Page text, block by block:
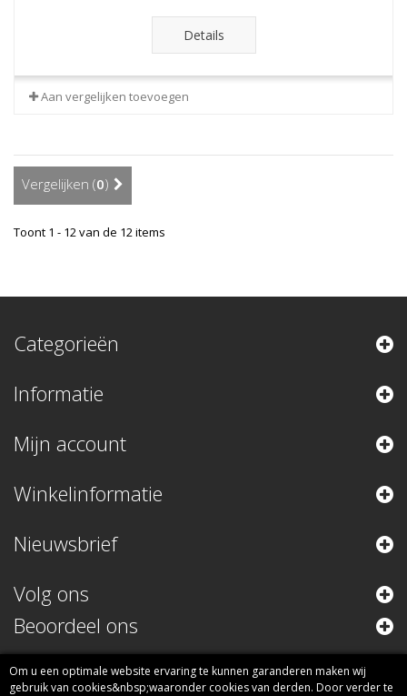
Details
Aan vergelijken toevoegen
Vergelijken (0)
Toont 1 - 12 van de 12 items
Categorieën
Informatie
Mijn account
Winkelinformatie
Nieuwsbrief
Volg ons
Beoordeel ons
Om u een optimale website ervaring te kunnen garanderen maken wij
gebruik van cookies&nbsp;waaronder cookies van derden. Door verder te